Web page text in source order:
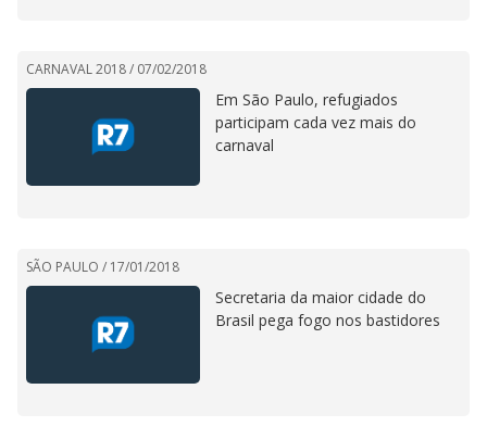
CARNAVAL 2018 / 07/02/2018
Em São Paulo, refugiados
participam cada vez mais do
carnaval
SÃO PAULO / 17/01/2018
Secretaria da maior cidade do
Brasil pega fogo nos bastidores